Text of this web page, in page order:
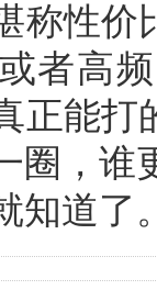
称性价
者高
正能打
圈，谁
知道了